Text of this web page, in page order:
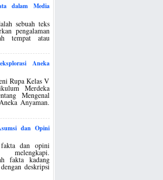
dalam Media
sebuah teks
pengalaman
tempat atau
Aneka
Rupa Kelas V
Merdeka
Mengenal
Anyaman.
dan Opini
dan opini
fakta kadang
deskripsi